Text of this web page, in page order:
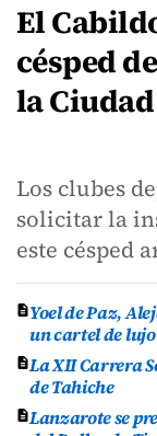
El
césped
la
Los clubes
solicitar la
este césped
Yoel de Paz,
un cartel de
La XII Carrera
de Tahiche
Lanzarote se